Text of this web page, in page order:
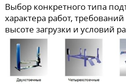
Выбор конкретного типа
характера работ,
высоте загрузки и условий